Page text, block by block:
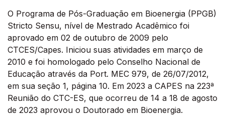
O Programa de Pós-Graduação em Bioenergia (PPGB)
Stricto Sensu, nível de Mestrado Acadêmico foi
aprovado em 02 de outubro de 2009 pelo
CTCES/Capes. Iniciou suas atividades em março de
2010 e foi homologado pelo Conselho Nacional de
Educação através da Port. MEC 979, de 26/07/2012,
em sua seção 1, página 10. Em 2023 a CAPES na 223ª
Reunião do CTC-ES, que ocorreu de 14 a 18 de agosto
de 2023 aprovou o Doutorado em Bioenergia.